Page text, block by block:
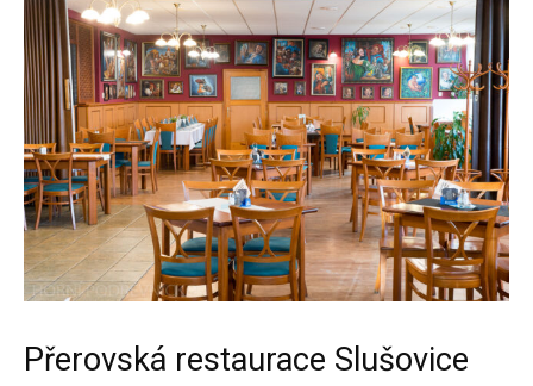
Přerovská restaurace Slušovice